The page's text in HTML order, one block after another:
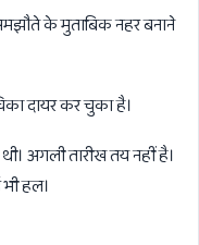
के मुताबिक नहर बनाने
दायर कर चुका है।
अगली तारीख तय नहीं है।
हल।